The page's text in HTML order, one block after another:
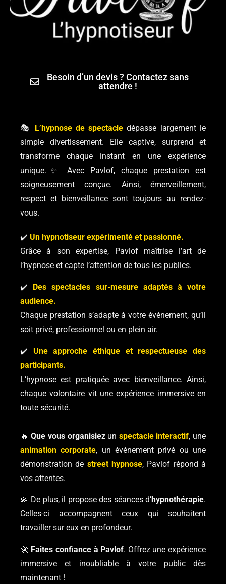
Besoin d’un devis ? Contactez sans
attendre !
🎭 L’hypnose de spectacle dépasse largement le
simple divertissement. Elle captive, surprend et
transforme chaque instant en une expérience
unique.✨ Avec Pavlof, chaque prestation est
soigneusement conçue. Ainsi, émerveillement,
respect et bienveillance sont toujours au rendez-
vous.
✔️ Un hypnotiseur expérimenté et passionné.
Grâce à son expertise, Pavlof maîtrise l’art de
l’hypnose et capte l’attention de tous les publics.
✔️ Des spectacles sur-mesure adaptés à votre
audience.
Chaque prestation s’adapte à votre événement, qu’il
soit privé, professionnel ou en plein air.
✔️ Une approche éthique et respectueuse des
participants.
L’hypnose est pratiquée avec bienveillance. Ainsi,
chaque volontaire vit une expérience immersive en
toute sécurité.
🔥Que vous organisiezun spectacle interactif, une
animation corporate, un événement privé ou une
démonstration de street hypnose, Pavlof répond à
vos attentes.
💫 De plus, il propose des séances d’hypnothérapie.
Celles-ci accompagnent ceux qui souhaitent
travailler sur eux en profondeur.
🚀 Faites confiance à Pavlof. Offrez une expérience
immersive et inoubliable à votre public dès
maintenant !